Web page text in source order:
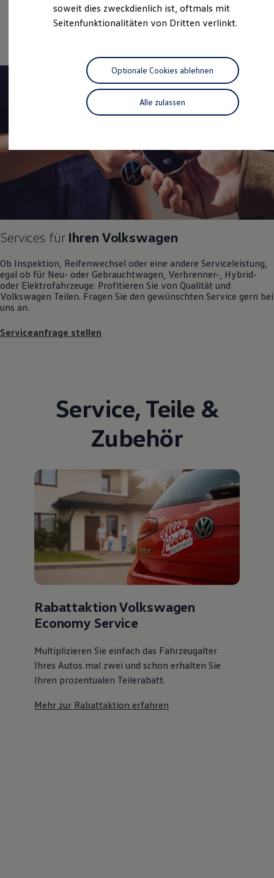
Driving Experience
Volkswagen entdecken
Lifestyle Shop
T-Roc Kollektion
Golf Kollektion
ID. Kollektion
Volkswagen Kollektion
R-Kollektion
#wedriveproud
Besitzer und Service
myVolkswagen
Service und Ersatzteile
Inspektion und HU/AU
Reparaturen und Checks
Motorenöl und Flüssigkeiten
Räder und Reifen
Economy Service
Volkswagen Teile
Zubehör
Modellspezifisches Zubehör
Entertainment und Elektronik
Handy und Fahrzeug verbinden
Updates für Software, Karten und Radio
Über Ihr Auto
Vorgängermodelle
Kundeninformationen
Assistenzsysteme
Digitale Betriebsanleitung
Live Beratung
Magazin
Lifestyle
Transport
Familie
Elektromobilität
Volkswagen R
Pannen- und Unfallhilfe
Volkswagen Kundenbetreuung
Volkswagen Economy
Service
Services für Ihren Volkswagen
Ob Inspektion, Reifenwechsel oder eine andere Serviceleistung,
egal ob für Neu- oder Gebrauchtwagen , Verbrenner-, Hybrid-
oder Elektrofahrzeuge: Profitieren Sie von Qualität und
Volkswagen Teilen. Fragen Sie den gewünschten Service gern bei
uns an.
Serviceanfrage stellen
Service, Teile &
Zubehör
Rabattaktion Volkswagen
Economy Service
Multiplizieren Sie einfach das Fahrzeugalter
Ihres Autos mal zwei und schon erhalten Sie
Ihren prozentualen Teilerabatt.
Mehr zur Rabattaktion erfahren
soweit dies zweckdienlich ist, oftmals mit
Seitenfunktionalitäten von Dritten verlinkt.
Alle zulassen
Optionale Cookies ablehnen